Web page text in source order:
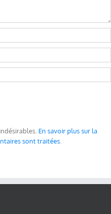
En savoir plus sur la
sont traitées